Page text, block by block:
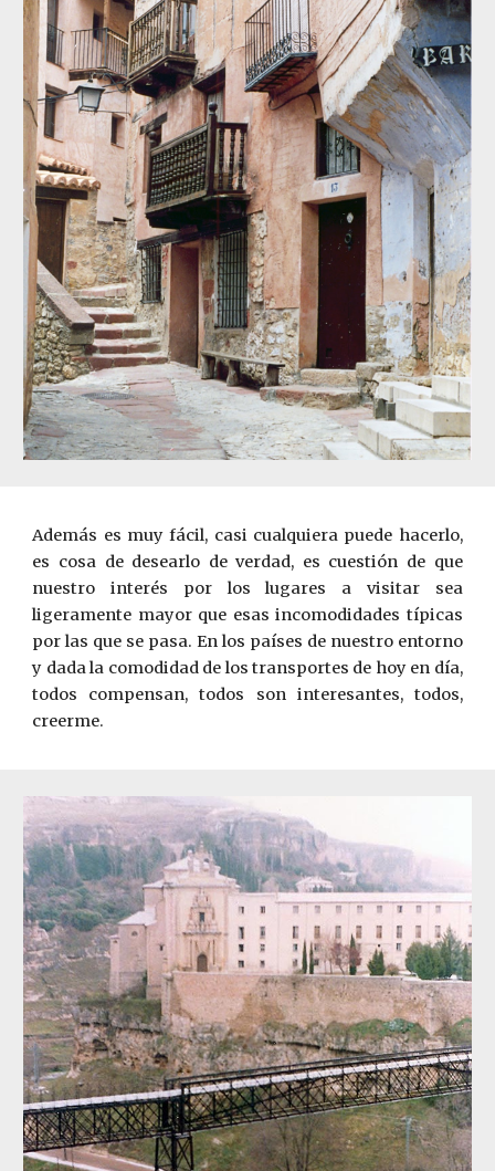
Además es muy fácil, casi cualquiera puede hacerlo,
es cosa de desearlo de verdad, es cuestión de que
nuestro interés por los lugares a visitar sea
ligeramente mayor que esas incomodidades típicas
por las que se pasa. En los países de nuestro entorno
y dada la comodidad de los transportes de hoy en día,
todos compensan, todos son interesantes, todos,
creerme.